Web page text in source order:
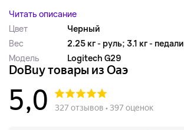
Читать описание
Цвет
Черный
Вес
2.25 кг - руль; 3.1 кг - педали
Модель
Logitech G29